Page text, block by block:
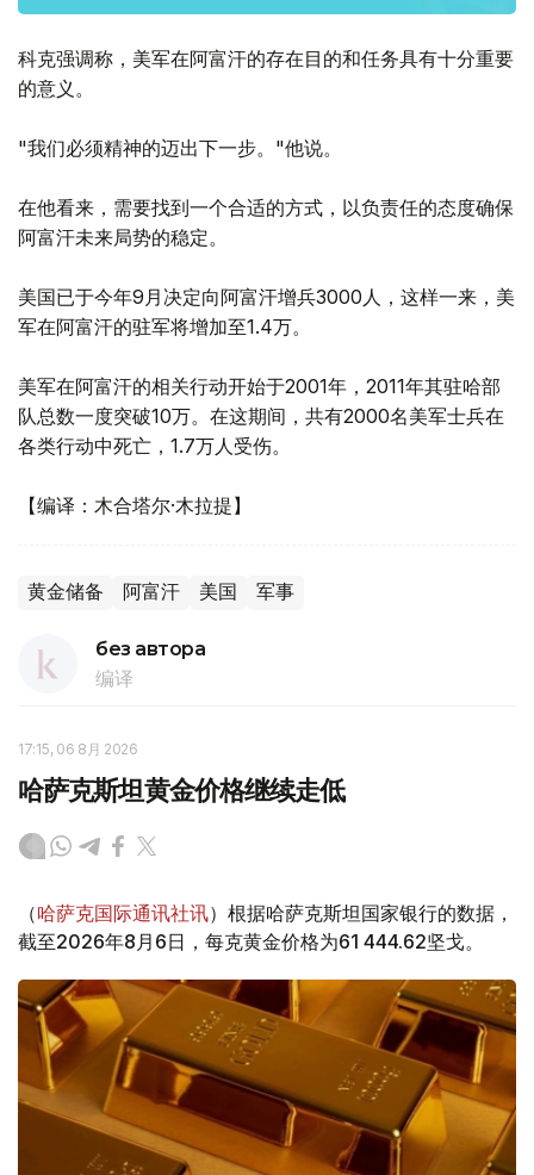
科克强调称，美军在阿富汗的存在目的和任务具有十分重要
的意义。
"我们必须精神的迈出下一步。"他说。
在他看来，需要找到一个合适的方式，以负责任的态度确保
阿富汗未来局势的稳定。
美国已于今年9月决定向阿富汗增兵3000人，这样一来，美
军在阿富汗的驻军将增加至1.4万。
美军在阿富汗的相关行动开始于2001年，2011年其驻哈部
队总数一度突破10万。在这期间，共有2000名美军士兵在
各类行动中死亡，1.7万人受伤。
【编译：木合塔尔·木拉提】
黄金储备 阿富汗 美国 军事
без автора
编译
17:15, 06 8月 2026
哈萨克斯坦黄金价格继续走低
（哈萨克国际通讯社讯）根据哈萨克斯坦国家银行的数据，
截至2026年8月6日，每克黄金价格为61 444.62坚戈。